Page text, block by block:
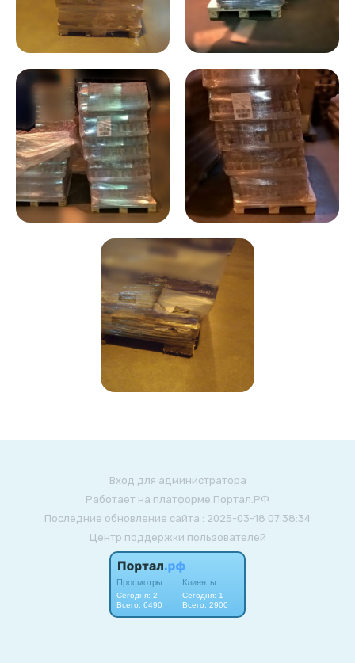
Вход для администратора
Работает на платформе Портал.РФ
Последние обновление сайта : 2025-03-18 07:38:34
Центр поддержки пользователей